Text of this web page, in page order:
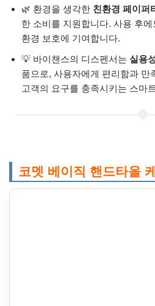
🌿 환경을 생각한 친환경 페이퍼
한 소비를 지원합니다. 사용 후
환경 보호에 기여합니다.
💡 바이챈스의 디스펜서는 실용
품으로, 사용자에게 편리함과 만
고객의 요구를 충족시키는 스마
코멧 베이직 핸드타올